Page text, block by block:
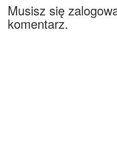
Musisz się
komentarz.